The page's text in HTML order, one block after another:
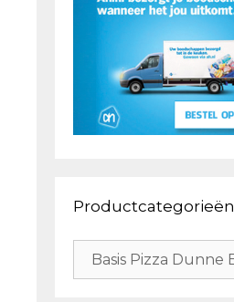
Productcategorieën